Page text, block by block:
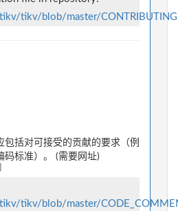
tikv/blob/master/
包括对可接受的贡献的要求（例
码标准）。 (需要网址)
tikv/blob/master/